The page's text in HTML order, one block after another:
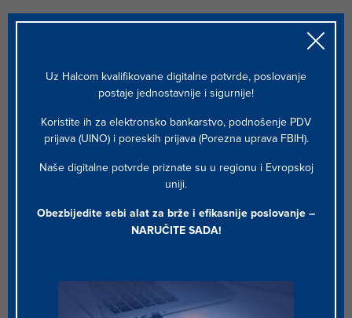
Profesionalne usluge i usluge
podrške
SaaS
Software-as-a-Service (SaaS) vam omogućava da brzo i
Uz Halcom kvalifikovane digitalne potvrde, poslovanje
postaje jednostavnije i sigurnije!
Koristite ih za elektronsko bankarstvo, podnošenje PDV
prijava (UINO) i poreskih prijava (Porezna uprava FBIH).
Naše digitalne potvrde priznate su u regionu i Evropskoj
uniji.
Obezbijedite sebi alat za brže i efikasnije poslovanje –
NARUČITE SADA!